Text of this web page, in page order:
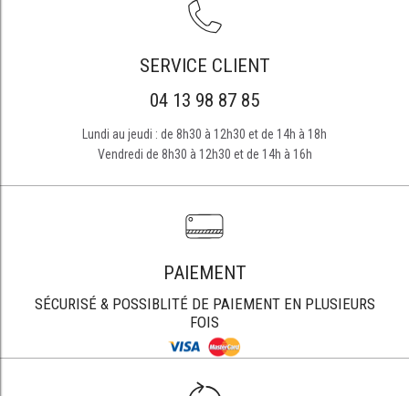
SERVICE CLIENT
04 13 98 87 85
Lundi au jeudi : de 8h30 à 12h30 et de 14h à 18h
Vendredi de 8h30 à 12h30 et de 14h à 16h
PAIEMENT
SÉCURISÉ & POSSIBLITÉ DE PAIEMENT EN PLUSIEURS
FOIS